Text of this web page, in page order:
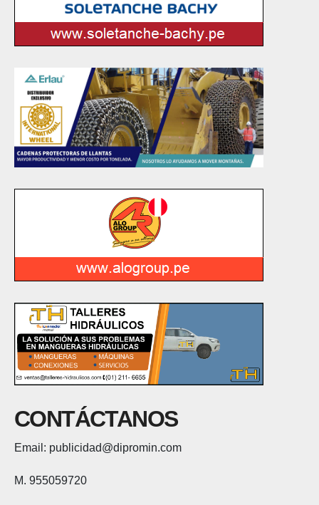
CONTÁCTANOS
Email: publicidad@dipromin.com
M. 955059720